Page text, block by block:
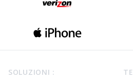
SOLUZIONI :